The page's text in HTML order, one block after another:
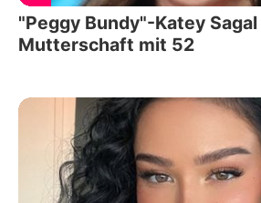
"Peggy Bundy"-Katey
Mutterschaft mit 52